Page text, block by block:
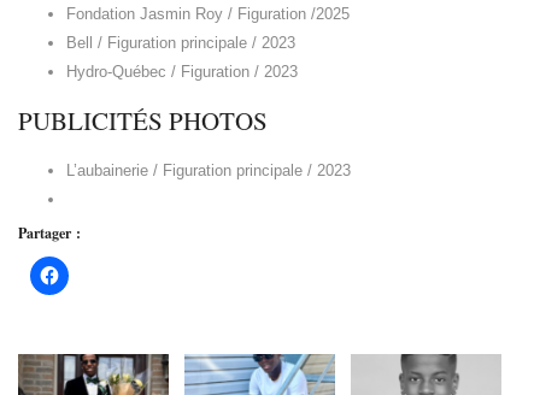
Fondation Jasmin Roy / Figuration /2025
Bell / Figuration principale / 2023
Hydro-Québec / Figuration / 2023
PUBLICITÉS PHOTOS
L’aubainerie / Figuration principale / 2023
Partager :